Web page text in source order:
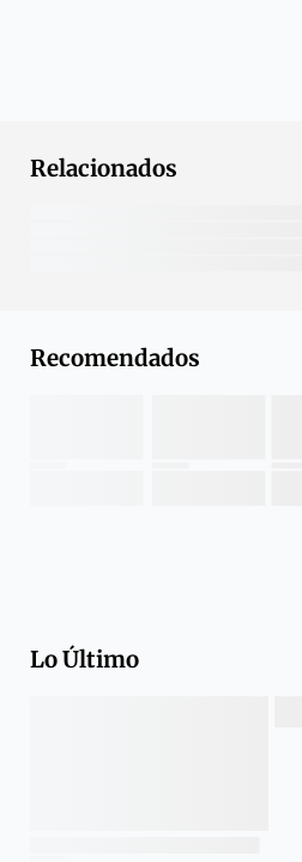
Relacionados
Recomendados
Lo Último